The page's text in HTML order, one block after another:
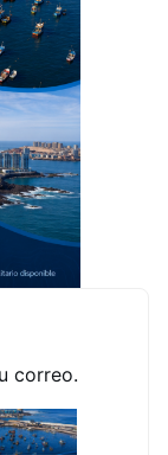
correo.